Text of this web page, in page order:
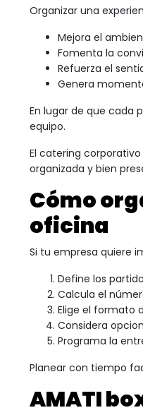
Organizar una
Mejora el
Fomenta la
Refuerza el
Genera
En lugar de que cada
equipo.
El catering
organizada y bien
Cómo
oficina
Si tu empresa quiere
Define los
Calcula el
Elige el formato
Considera
Programa la
Planear con tiempo
AMATI